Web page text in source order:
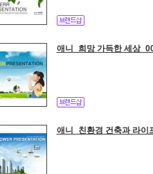
애니_희망 가득한 세상
애니_친환경 건축과 라이